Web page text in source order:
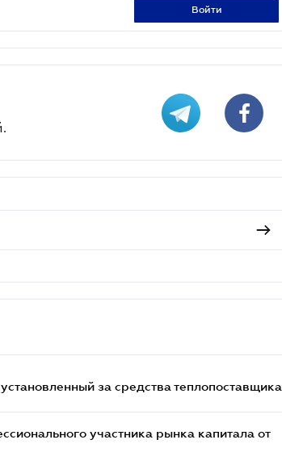
войти
за средства теплопоставщика
участника рынка капитала от